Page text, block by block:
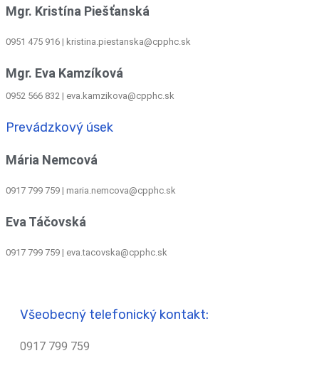
Mgr. Kristína Piešťanská
0951 475 916 | kristina.piestanska@cpphc.sk
Mgr. Eva Kamzíková
0952 566 832 | eva.kamzikova@cpphc.sk
Prevádzkový úsek
Mária Nemcová
0917 799 759 | maria.nemcova@cpphc.sk
Eva Táčovská
0917 799 759 | eva.tacovska@cpphc.sk
Všeobecný telefonický kontakt:
0917 799 759